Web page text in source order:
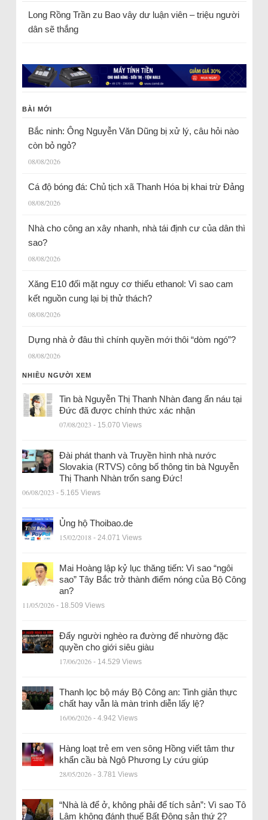
Long Rồng Trầnzu Bao vây dư luận viên – triệu người
dân sẽ thắng
BÀI MỚI
Bắc ninh: Ông Nguyễn Văn Dũng bị xử lý, câu hỏi nào
còn bỏ ngỏ?
08/08/2026
Cá độ bóng đá: Chủ tịch xã Thanh Hóa bị khai trừ Đảng
08/08/2026
Nhà cho công an xây nhanh, nhà tái định cư của dân thì
sao?
08/08/2026
Xăng E10 đối mặt nguy cơ thiếu ethanol: Vì sao cam
kết nguồn cung lại bị thử thách?
08/08/2026
Dựng nhà ở đâu thì chính quyền mới thôi “dòm ngó”?
08/08/2026
NHIỀU NGƯỜI XEM
Tin bà Nguyễn Thị Thanh Nhàn đang ẩn náu tại
Đức đã được chính thức xác nhận
07/08/2023 - 15.070 Views
Đài phát thanh và Truyền hình nhà nước
Slovakia (RTVS) công bố thông tin bà Nguyễn
Thị Thanh Nhàn trốn sang Đức!
06/08/2023 - 5.165 Views
Ủng hộ Thoibao.de
15/02/2018 - 24.071 Views
Mai Hoàng lập kỷ lục thăng tiến: Vì sao “ngôi
sao” Tây Bắc trở thành điểm nóng của Bộ Công
an?
11/05/2026 - 18.509 Views
Đẩy người nghèo ra đường để nhường đặc
quyền cho giới siêu giàu
17/06/2026 - 14.529 Views
Thanh lọc bộ máy Bộ Công an: Tinh giản thực
chất hay vẫn là màn trình diễn lấy lệ?
16/06/2026 - 4.942 Views
Hàng loạt trẻ em ven sông Hồng viết tâm thư
khẩn cầu bà Ngô Phương Ly cứu giúp
28/05/2026 - 3.781 Views
“Nhà là để ở, không phải để tích sản”: Vì sao Tô
Lâm không đánh thuế Bất Động sản thứ 2?